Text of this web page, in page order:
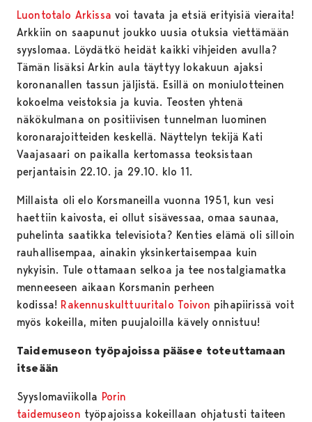
Luontotalo Arkissa voi tavata ja etsiä erityisiä vieraita!
Arkkiin on saapunut joukko uusia otuksia viettämään
syyslomaa. Löydätkö heidät kaikki vihjeiden avulla?
Tämän lisäksi Arkin aula täyttyy lokakuun ajaksi
koronanallen tassun jäljistä. Esillä on moniulotteinen
kokoelma veistoksia ja kuvia. Teosten yhtenä
näkökulmana on positiivisen tunnelman luominen
koronarajoitteiden keskellä. Näyttelyn tekijä Kati
Vaajasaari on paikalla kertomassa teoksistaan
perjantaisin 22.10. ja 29.10. klo 11.
Millaista oli elo Korsmaneilla vuonna 1951, kun vesi
haettiin kaivosta, ei ollut sisävessaa, omaa saunaa,
puhelinta saatikka televisiota? Kenties elämä oli silloin
rauhallisempaa, ainakin yksinkertaisempaa kuin
nykyisin. Tule ottamaan selkoa ja tee nostalgiamatka
menneeseen aikaan Korsmanin perheen
kodissa! Rakennuskulttuuritalo Toivon pihapiirissä voit
myös kokeilla, miten puujaloilla kävely onnistuu!
Taidemuseon työpajoissa pääsee toteuttamaan
itseään
Syyslomaviikolla Porin
taidemuseon työpajoissa kokeillaan ohjatusti taiteen